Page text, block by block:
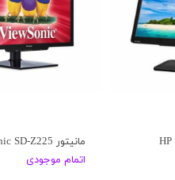
مانیتور viewSonic SD-Z225
اتمام موجودی